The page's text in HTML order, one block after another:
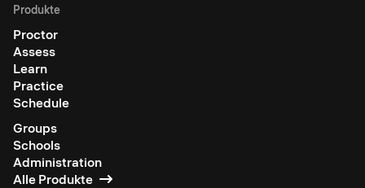
Produkte
Proctor
Assess
Learn
Practice
Schedule
Groups
Schools
Administration
Alle Produkte